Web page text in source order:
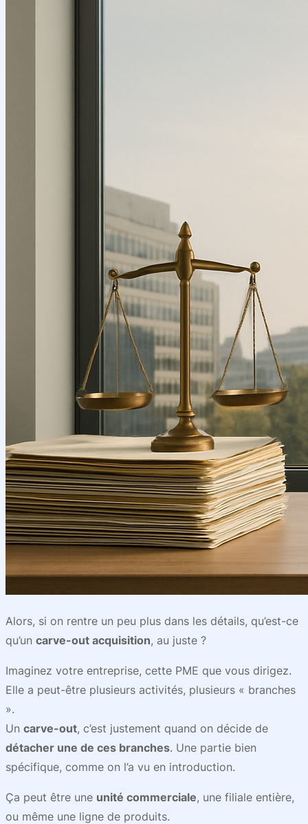
Alors, si on rentre un peu plus dans les détails, qu’est-ce
qu’un carve-out acquisition, au juste ?
Imaginez votre entreprise, cette PME que vous dirigez.
Elle a peut-être plusieurs activités, plusieurs « branches
».
Un carve-out, c’est justement quand on décide de
détacher une de ces branches. Une partie bien
spécifique, comme on l’a vu en introduction.
Ça peut être une unité commerciale, une filiale entière,
ou même une ligne de produits.